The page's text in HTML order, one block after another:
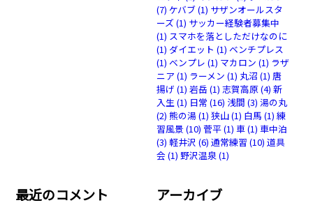
(7) ケバブ(1) サザンオールスタ
ーズ (1) サッカー経験者募集中
(1) スマホを落としただけなのに
(1) ダイエット (1) ベンチプレス
(1) ベンプレ (1) マカロン (1) ラザ
ニア (1) ラーメン (1) 丸沼 (1) 唐
揚げ (1) 岩岳 (1) 志賀高原(4) 新
入生(1) 日常 (16) 浅間 (3) 湯の丸
(2) 熊の湯(1) 狭山(1) 白馬 (1) 練
習風景(10) 菅平(1) 車(1) 車中泊
(3) 軽井沢 (6) 通常練習 (10) 道具
会 (1) 野沢温泉(1)
最近のコメント アーカイブ